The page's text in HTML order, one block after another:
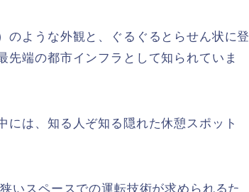
のような外観と、ぐるぐるとらせん状に登
先端の都市インフラとして知られていま
には、知る人ぞ知る隠れた休憩スポット
いスペースでの運転技術が求められるた